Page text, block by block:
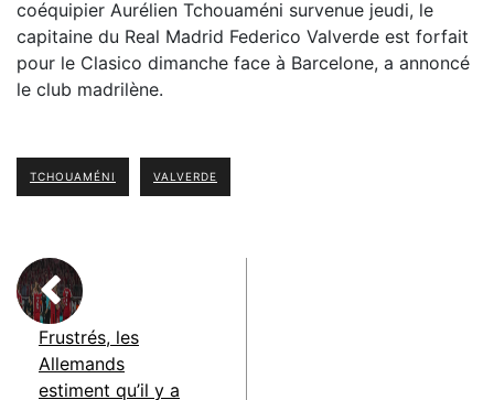
coéquipier Aurélien Tchouaméni survenue jeudi, le
capitaine du Real Madrid Federico Valverde est forfait
pour le Clasico dimanche face à Barcelone, a annoncé
le club madrilène.
TCHOUAMÉNI VALVERDE
Frustrés, les
Allemands
estiment qu’il y a